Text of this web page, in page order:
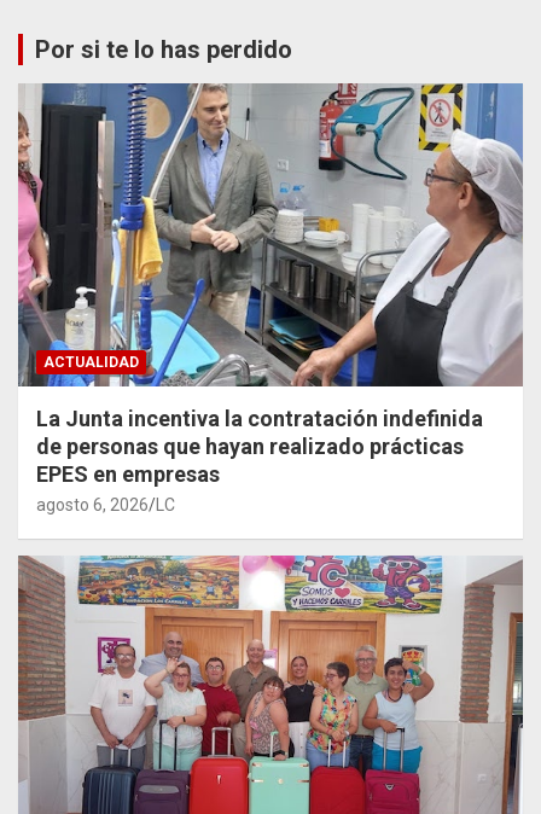
Por si te lo has perdido
ACTUALIDAD
La Junta incentiva la contratación indefinida
de personas que hayan realizado prácticas
EPES en empresas
agosto 6, 2026 LC